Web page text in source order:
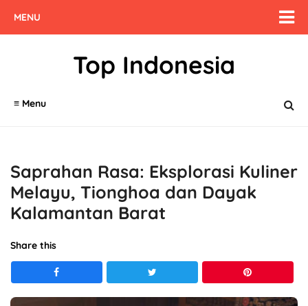
MENU
Top Indonesia
≡ Menu
Saprahan Rasa: Eksplorasi Kuliner
Melayu, Tionghoa dan Dayak
Kalamantan Barat